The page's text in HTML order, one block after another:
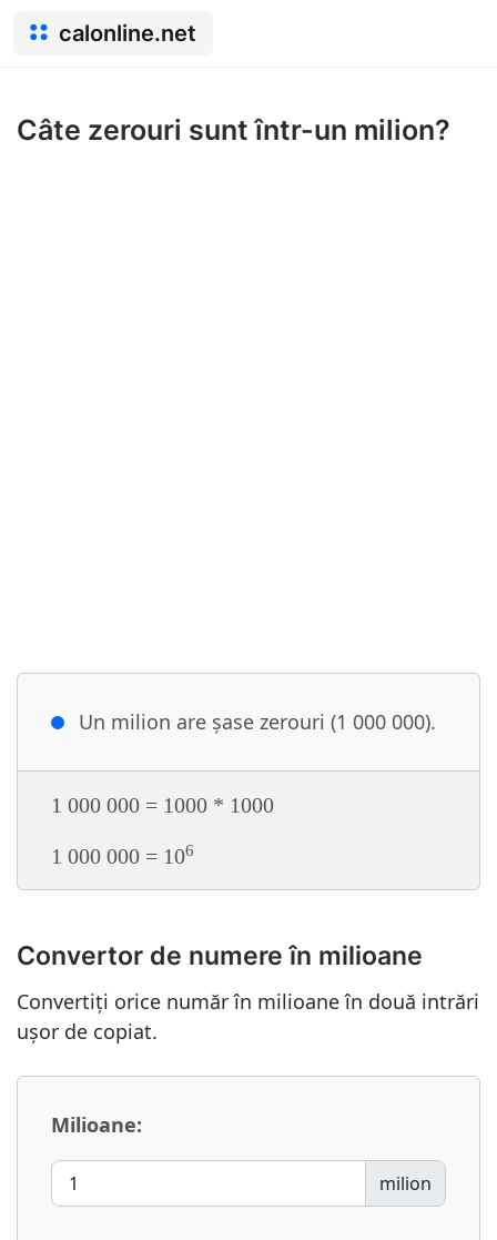
calonline.net
Câte zerouri sunt într-un milion?
Un milion are șase zerouri (1 000 000).
1 000 000 = 1000 * 1000
1 000 000 = 106
Convertor de numere în milioane
Convertiți orice număr în milioane în două intrări
ușor de copiat.
Milioane:
milion